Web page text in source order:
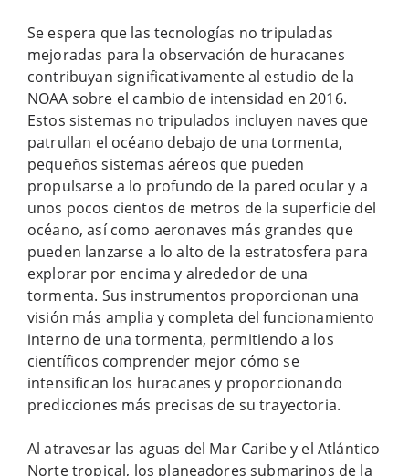
Se espera que las tecnologías no tripuladas
mejoradas para la observación de huracanes
contribuyan significativamente al estudio de la
NOAA sobre el cambio de intensidad en 2016.
Estos sistemas no tripulados incluyen naves que
patrullan el océano debajo de una tormenta,
pequeños sistemas aéreos que pueden
propulsarse a lo profundo de la pared ocular y a
unos pocos cientos de metros de la superficie del
océano, así como aeronaves más grandes que
pueden lanzarse a lo alto de la estratosfera para
explorar por encima y alrededor de una
tormenta. Sus instrumentos proporcionan una
visión más amplia y completa del funcionamiento
interno de una tormenta, permitiendo a los
científicos comprender mejor cómo se
intensifican los huracanes y proporcionando
predicciones más precisas de su trayectoria.
Al atravesar las aguas del Mar Caribe y el Atlántico
Norte tropical, los planeadores submarinos de la